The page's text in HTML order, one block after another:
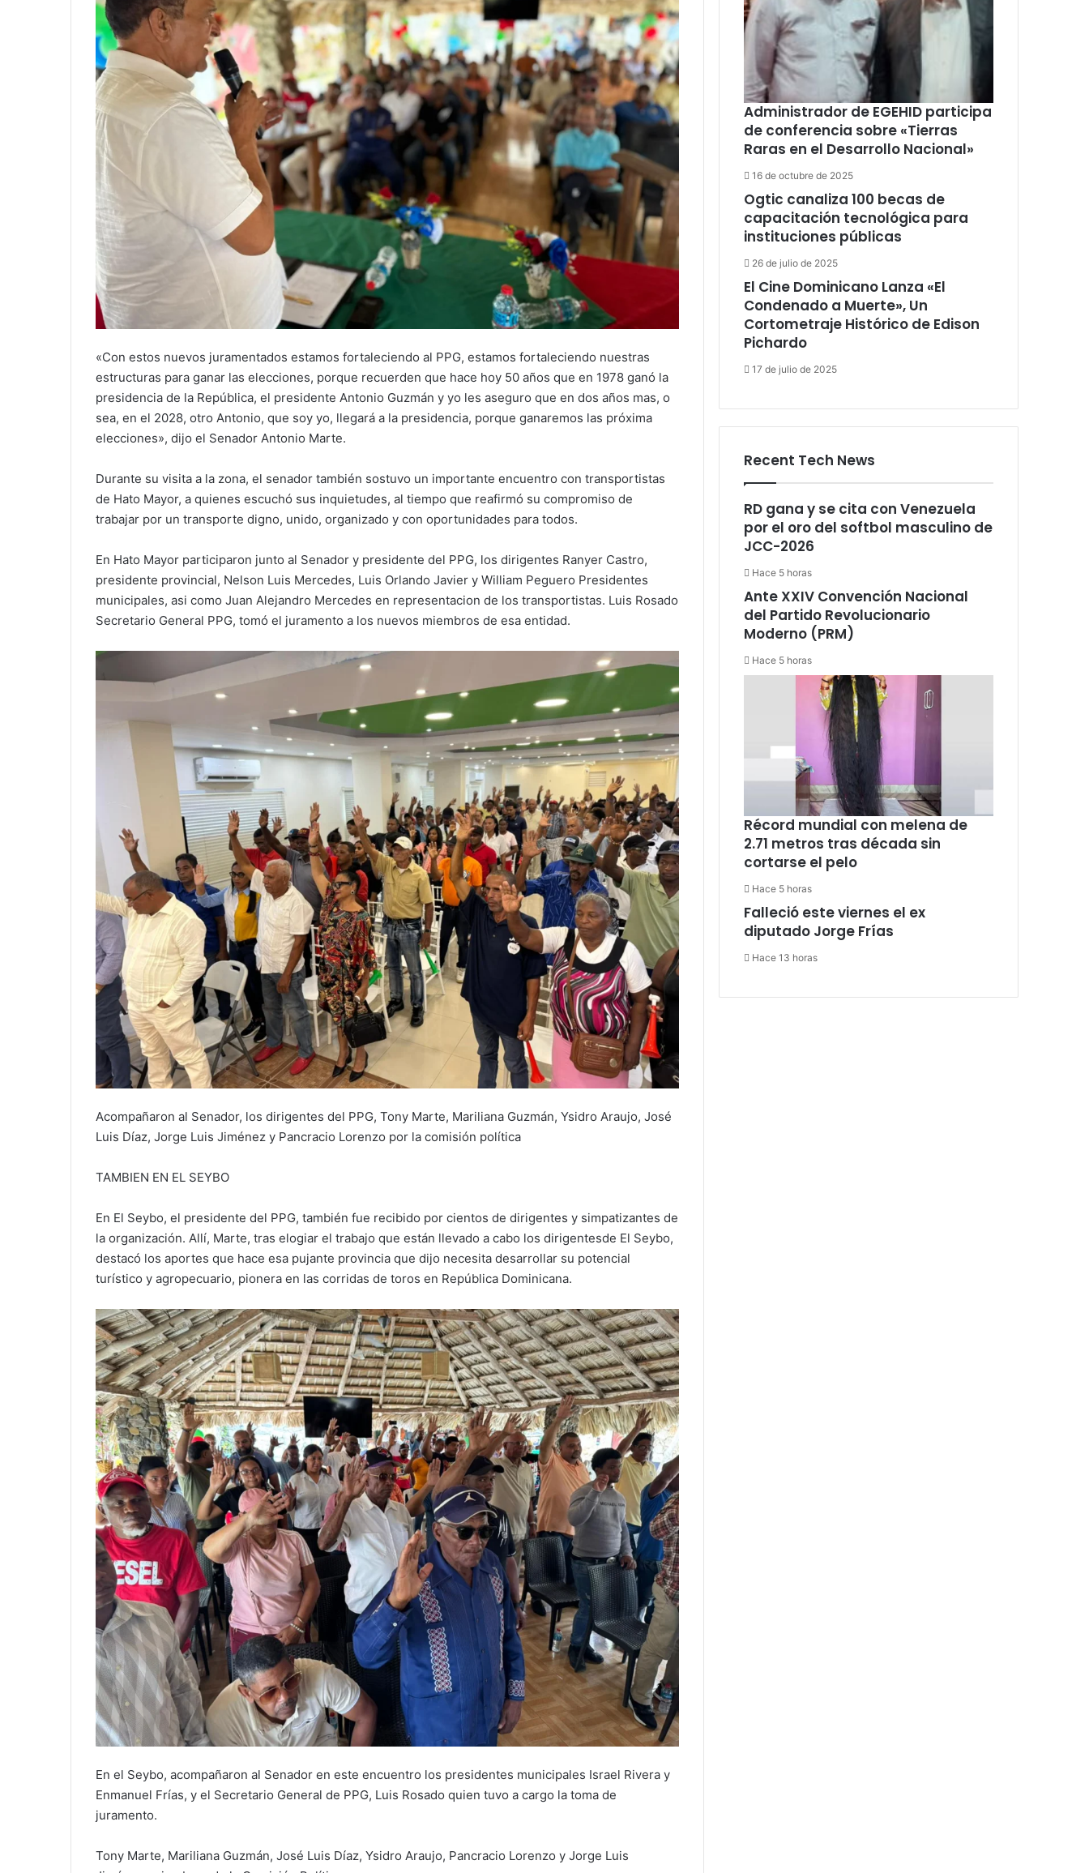
«Con estos nuevos juramentados estamos fortaleciendo al PPG, estamos fortaleciendo nuestras
estructuras para ganar las elecciones, porque recuerden que hace hoy 50 años que en 1978 ganó la
presidencia de la República, el presidente Antonio Guzmán y yo les aseguro que en dos años mas, o
sea, en el 2028, otro Antonio, que soy yo, llegará a la presidencia, porque ganaremos las próxima
elecciones», dijo el Senador Antonio Marte.
Durante su visita a la zona, el senador también sostuvo un importante encuentro con transportistas
de Hato Mayor, a quienes escuchó sus inquietudes, al tiempo que reafirmó su compromiso de
trabajar por un transporte digno, unido, organizado y con oportunidades para todos.
En Hato Mayor participaron junto al Senador y presidente del PPG, los dirigentes Ranyer Castro,
presidente provincial, Nelson Luis Mercedes, Luis Orlando Javier y William Peguero Presidentes
municipales, asi como Juan Alejandro Mercedes en representacion de los transportistas. Luis Rosado
Secretario General PPG, tomó el juramento a los nuevos miembros de esa entidad.
Acompañaron al Senador, los dirigentes del PPG, Tony Marte, Mariliana Guzmán, Ysidro Araujo, José
Luis Díaz, Jorge Luis Jiménez y Pancracio Lorenzo por la comisión política
TAMBIEN EN EL SEYBO
En El Seybo, el presidente del PPG, también fue recibido por cientos de dirigentes y simpatizantes de
la organización. Allí, Marte, tras elogiar el trabajo que están llevado a cabo los dirigentesde El Seybo,
destacó los aportes que hace esa pujante provincia que dijo necesita desarrollar su potencial
turístico y agropecuario, pionera en las corridas de toros en República Dominicana.
En el Seybo, acompañaron al Senador en este encuentro los presidentes municipales Israel Rivera y
Enmanuel Frías, y el Secretario General de PPG, Luis Rosado quien tuvo a cargo la toma de
juramento.
Tony Marte, Mariliana Guzmán, José Luis Díaz, Ysidro Araujo, Pancracio Lorenzo y Jorge Luis
Administrador de EGEHID participa
de conferencia sobre «Tierras
Raras en el Desarrollo Nacional»
16 de octubre de 2025
Ogtic canaliza 100 becas de
capacitación tecnológica para
instituciones públicas
26 de julio de 2025
El Cine Dominicano Lanza «El
Condenado a Muerte», Un
Cortometraje Histórico de Edison
Pichardo
17 de julio de 2025
Recent Tech News
RD gana y se cita con Venezuela
por el oro del softbol masculino de
JCC-2026
Hace 5 horas
Ante XXIV Convención Nacional
del Partido Revolucionario
Moderno (PRM)
Hace 5 horas
Récord mundial con melena de
2.71 metros tras década sin
cortarse el pelo
Hace 5 horas
Falleció este viernes el ex
diputado Jorge Frías
Hace 13 horas